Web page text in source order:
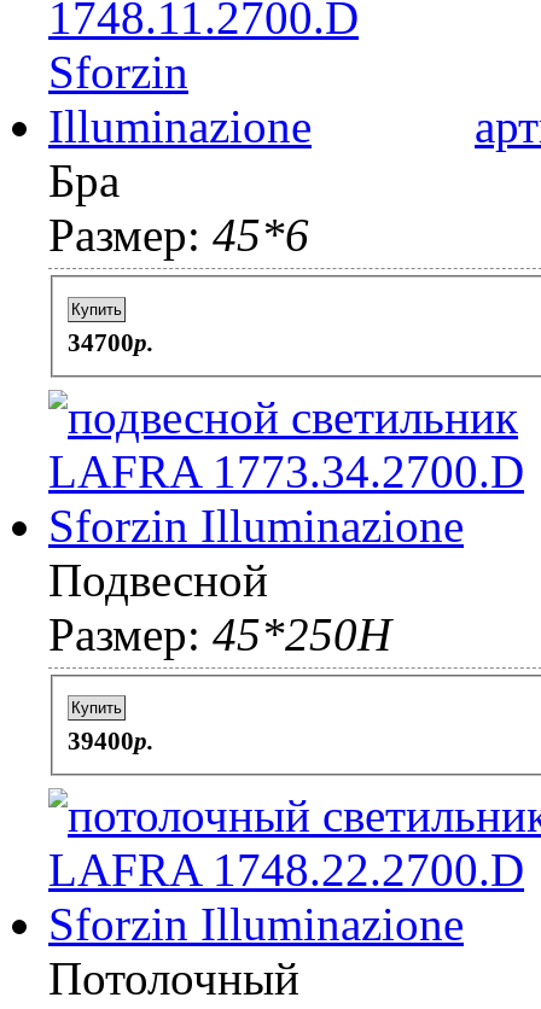
Бра
Размер: 45*6
Купить
34700p.
Подвесной
Размер: 45*250H
Купить
39400p.
Потолочный